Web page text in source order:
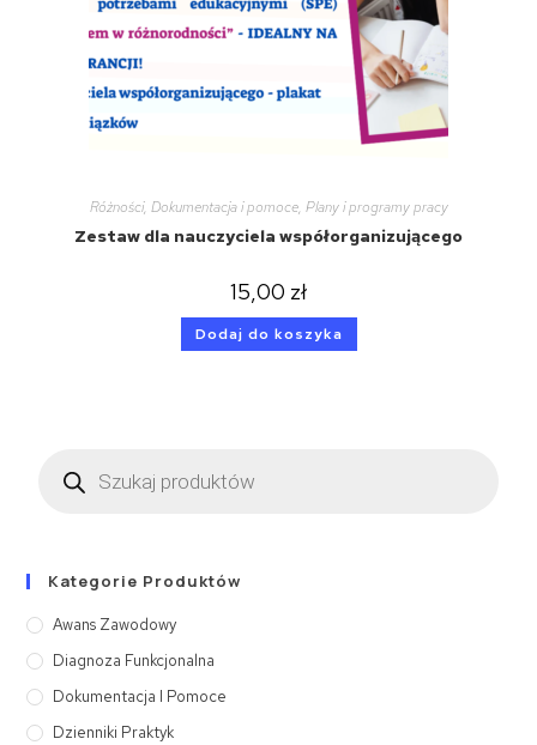
Różności, Dokumentacja i pomoce, Plany i programy pracy
Zestaw dla nauczyciela współorganizującego
15,00 zł
Dodaj do koszyka
Kategorie Produktów
Awans Zawodowy
Diagnoza Funkcjonalna
Dokumentacja I Pomoce
Dzienniki Praktyk